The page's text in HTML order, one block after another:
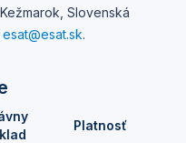
Slovenská
esat@esat.sk.
Platnosť